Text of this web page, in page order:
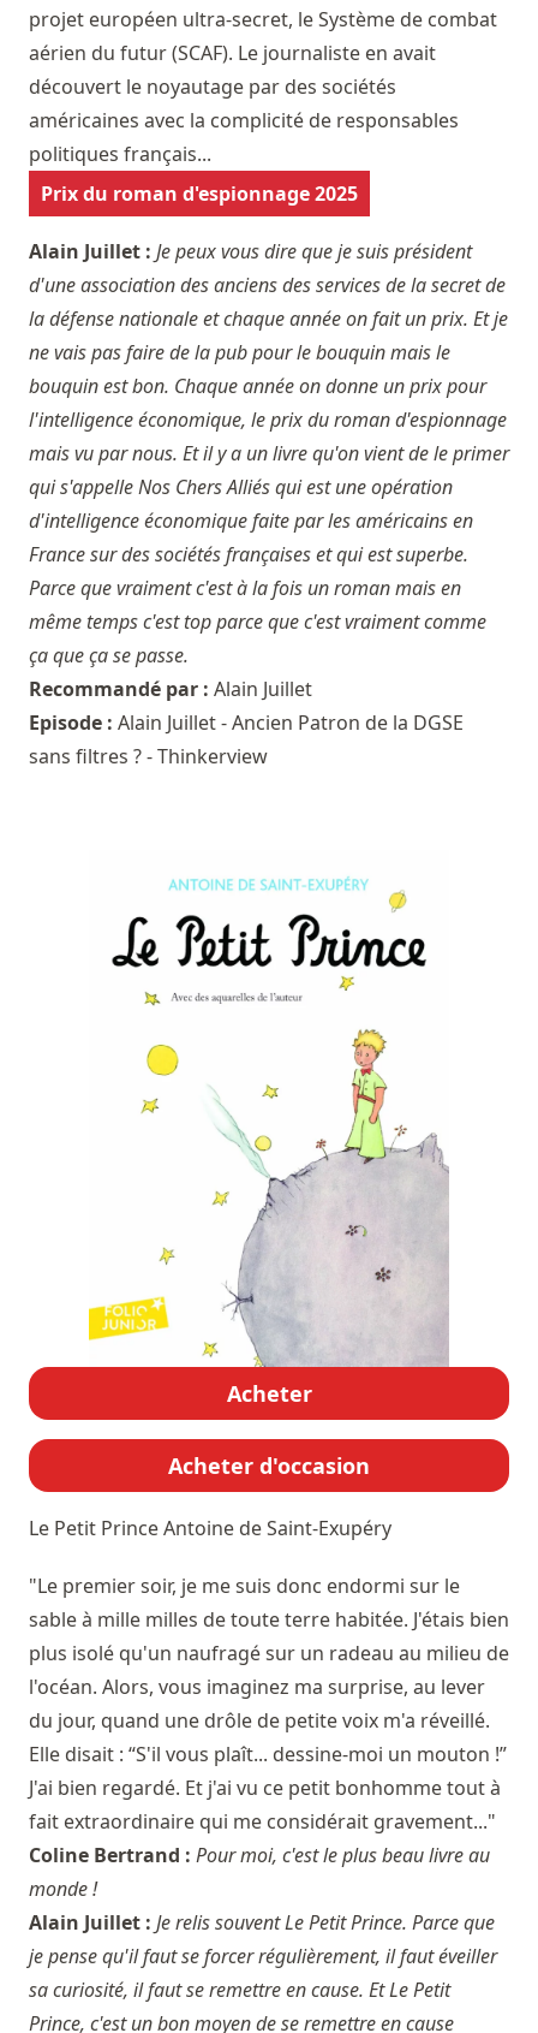
projet européen ultra-secret, le Système de combat
aérien du futur (SCAF). Le journaliste en avait
découvert le noyautage par des sociétés
américaines avec la complicité de responsables
politiques français...
Prix du roman d'espionnage 2025
Alain Juillet : Je peux vous dire que je suis président
d'une association des anciens des services de la secret de
la défense nationale et chaque année on fait un prix. Et je
ne vais pas faire de la pub pour le bouquin mais le
bouquin est bon. Chaque année on donne un prix pour
l'intelligence économique, le prix du roman d'espionnage
mais vu par nous. Et il y a un livre qu'on vient de le primer
qui s'appelle Nos Chers Alliés qui est une opération
d'intelligence économique faite par les américains en
France sur des sociétés françaises et qui est superbe.
Parce que vraiment c'est à la fois un roman mais en
même temps c'est top parce que c'est vraiment comme
ça que ça se passe.
Recommandé par : Alain Juillet
Episode : Alain Juillet - Ancien Patron de la DGSE
sans filtres ? - Thinkerview
Acheter
Acheter d'occasion
Le Petit PrinceAntoine de Saint-Exupéry
"Le premier soir, je me suis donc endormi sur le
sable à mille milles de toute terre habitée. J'étais bien
plus isolé qu'un naufragé sur un radeau au milieu de
l'océan. Alors, vous imaginez ma surprise, au lever
du jour, quand une drôle de petite voix m'a réveillé.
Elle disait : “S'il vous plaît... dessine-moi un mouton !”
J'ai bien regardé. Et j'ai vu ce petit bonhomme tout à
fait extraordinaire qui me considérait gravement..."
Coline Bertrand : Pour moi, c'est le plus beau livre au
monde !
Alain Juillet : Je relis souvent Le Petit Prince. Parce que
je pense qu'il faut se forcer régulièrement, il faut éveiller
sa curiosité, il faut se remettre en cause. Et Le Petit
Prince, c'est un bon moyen de se remettre en cause